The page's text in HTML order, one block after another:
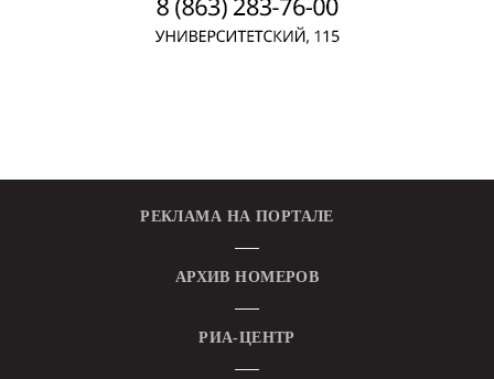
РЕКЛАМА НА ПОРТАЛЕ
АРХИВ НОМЕРОВ
РИА-ЦЕНТР